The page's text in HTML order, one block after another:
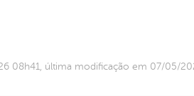
08h41, última modificação em 07/05/